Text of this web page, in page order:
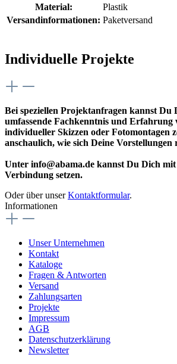
Material:
Plastik
Versandinformationen: Paketversand
Individuelle Projekte
Bei speziellen Projektanfragen kannst Du
umfassende Fachkenntnis und Erfahrung
individueller Skizzen oder Fotomontagen
anschaulich, wie sich Deine Vorstellungen
Unter info@abama.de kannst Du Dich mit
Verbindung setzen.
Oder über unserKontaktformular.
Informationen
Unser Unternehmen
Kontakt
Kataloge
Fragen & Antworten
Versand
Zahlungsarten
Projekte
Impressum
AGB
Datenschutzerklärung
Newsletter